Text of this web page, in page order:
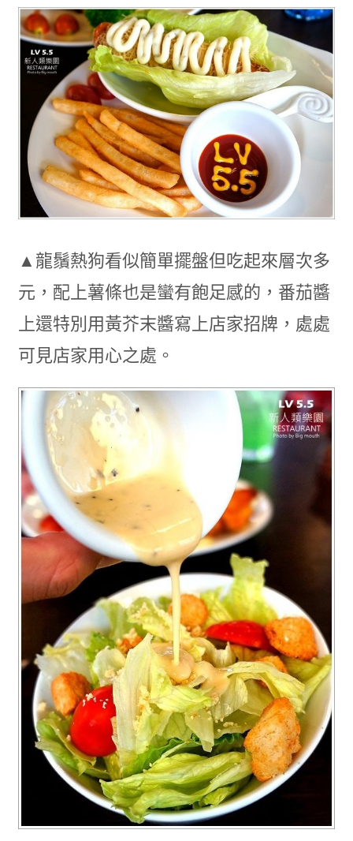
▲龍鬚熱狗看似簡單擺盤但吃起來層次多
元，配上薯條也是蠻有飽足感的，番茄醬
上還特別用黃芥末醬寫上店家招牌，處處
可見店家用心之處。